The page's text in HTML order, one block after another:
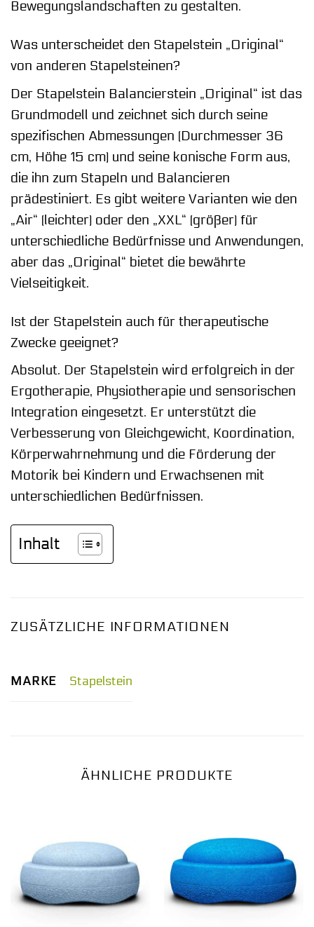
Bewegungslandschaften zu gestalten.
Was unterscheidet den Stapelstein „Original“
von anderen Stapelsteinen?
Der Stapelstein Balancierstein „Original“ ist das
Grundmodell und zeichnet sich durch seine
spezifischen Abmessungen (Durchmesser 36
cm, Höhe 15 cm) und seine konische Form aus,
die ihn zum Stapeln und Balancieren
prädestiniert. Es gibt weitere Varianten wie den
„Air“ (leichter) oder den „XXL“ (größer) für
unterschiedliche Bedürfnisse und Anwendungen,
aber das „Original“ bietet die bewährte
Vielseitigkeit.
Ist der Stapelstein auch für therapeutische
Zwecke geeignet?
Absolut. Der Stapelstein wird erfolgreich in der
Ergotherapie, Physiotherapie und sensorischen
Integration eingesetzt. Er unterstützt die
Verbesserung von Gleichgewicht, Koordination,
Körperwahrnehmung und die Förderung der
Motorik bei Kindern und Erwachsenen mit
unterschiedlichen Bedürfnissen.
Inhalt
ZUSÄTZLICHE INFORMATIONEN
MARKE Stapelstein
ÄHNLICHE PRODUKTE